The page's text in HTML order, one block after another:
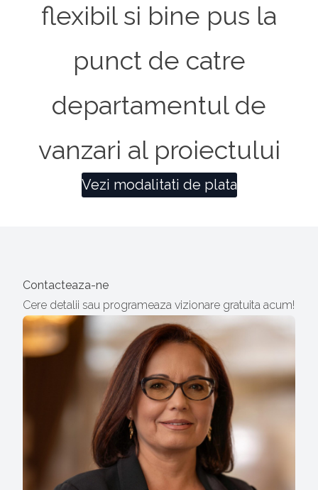
flexibil si bine pus la
punct de catre
departamentul de
vanzari al proiectului
Vezi modalitati de plata
Contacteaza-ne
Cere detalii sau programeaza vizionare gratuita acum!